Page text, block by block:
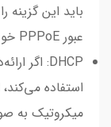
باید این گزینه
عبور PPPoE خود را وارد کنید.
استفاده